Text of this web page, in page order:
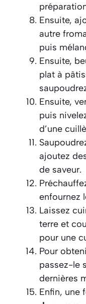
Ensuite,
autre
puis
Ensuite,
plat à
Ensuite,
puis
d’une
ajoutez
de saveur.
enfournez
Laissez
terre et
pour une
Pour
passez-le
dernières
Enfin, une